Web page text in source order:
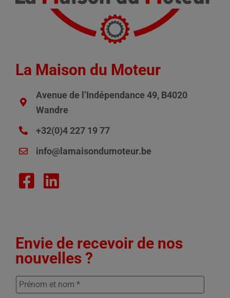
La Maison du Moteur
Avenue de l’Indépendance 49, B4020
Wandre
+32(0)4 227 19 77
info@lamaisondumoteur.be
Envie de recevoir de nos
nouvelles ?